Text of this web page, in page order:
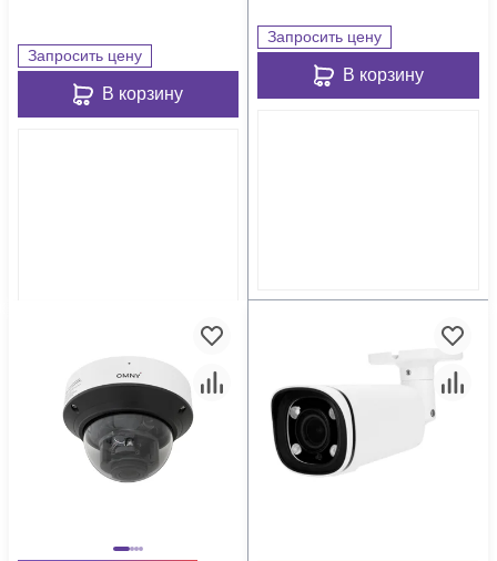
Запросить цену
В корзину
Запросить цену
В корзину